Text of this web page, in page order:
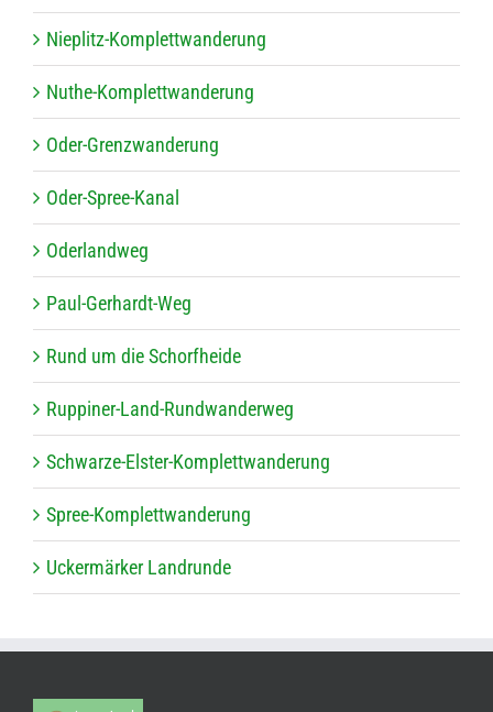
Nie­plitz-Kom­plett­wan­de­rung
Nuthe-Kom­plett­wan­de­rung
Oder-Grenz­wan­de­rung
Oder-Spree-Kanal
Oder­land­weg
Paul-Ger­hardt-Weg
Rund um die Schorfheide
Rup­pi­ner-Land-Rund­wan­der­weg
Schwarze-Els­ter-Kom­plett­wan­de­rung
Spree-Kom­plett­wan­de­rung
Ucker­mär­ker Landrunde